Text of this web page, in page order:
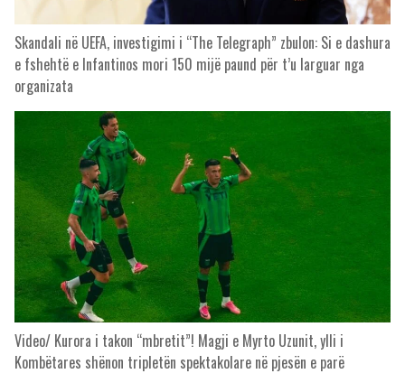
Skandali në UEFA, investigimi i “The Telegraph” zbulon: Si e dashura
e fshehtë e Infantinos mori 150 mijë paund për t’u larguar nga
organizata
Video/ Kurora i takon “mbretit”! Magji e Myrto Uzunit, ylli i
Kombëtares shënon tripletën spektakolare në pjesën e parë